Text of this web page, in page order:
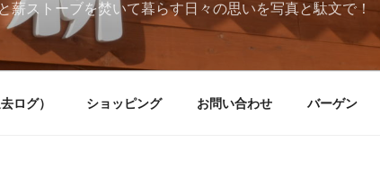
薪ストーブを焚いて暮らす日々の思いを写真と駄文で！
ログ） ショッピング お問い合わせ バーゲン